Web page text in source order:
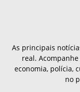
As principais
real.
economia, polícia,
no